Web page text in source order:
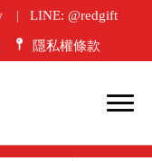
LINE: @redgift
隱私權條款